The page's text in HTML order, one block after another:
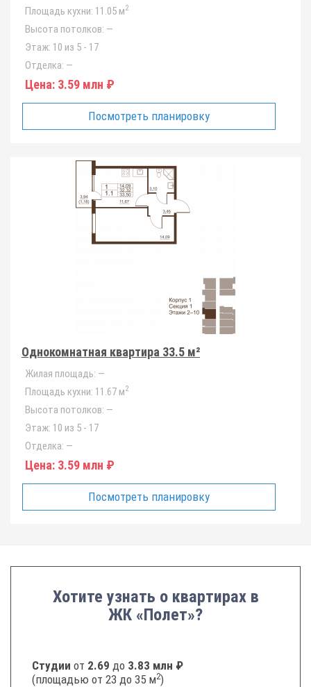
Площадь кухни: 11.05 м2
Высота потолков: —
Этаж: 10 из 5 - 17
Отделка: —
Цена: 3.59 млн ₽
Посмотреть планировку
Однокомнатная квартира 33.5 м²
Жилая площадь: —
Площадь кухни: 11.67 м2
Высота потолков: —
Этаж: 10 из 5 - 17
Отделка: —
Цена: 3.59 млн ₽
Посмотреть планировку
Хотите узнать о квартирах в
ЖК «Полет»?
Студии от 2.69 до 3.83 млн ₽
(площадью от 23 до 35 м2)